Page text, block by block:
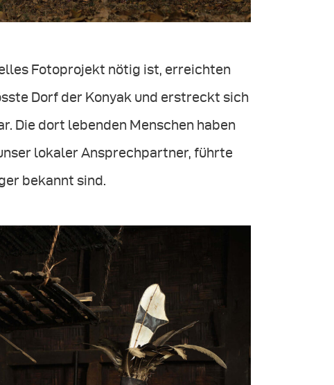
Fotoprojekt nötig ist, erreichten
Dorf der Konyak und erstreckt sich
Die dort lebenden Menschen haben
lokaler Ansprechpartner, führte
bekannt sind.